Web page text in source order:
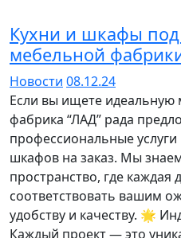
Кухни и шкафы под
мебельной
Новости 08.12.24
Если вы ищете идеальную
фабрика “ЛАД” рада
профессиональные
шкафов на заказ. Мы
пространство, где каждая
соответствовать вашим
удобству и качеству. 🌟
Каждый проект — это